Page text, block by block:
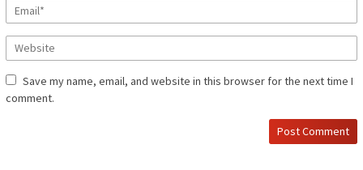
Save my name, email, and website in this browser for the next time I
comment.